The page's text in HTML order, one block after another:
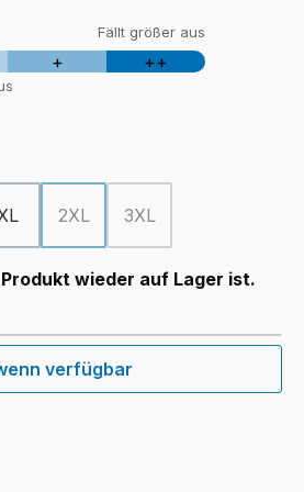
Fällt größer aus
+ ++
2XL
(Diese Option ist zurzeit nicht
3XL
(Diese Option ist
wieder auf Lager ist.
verfügbar